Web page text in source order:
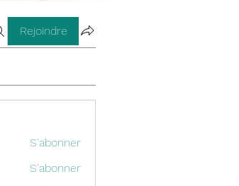
Rejoindre
S'abonner
S'abonner